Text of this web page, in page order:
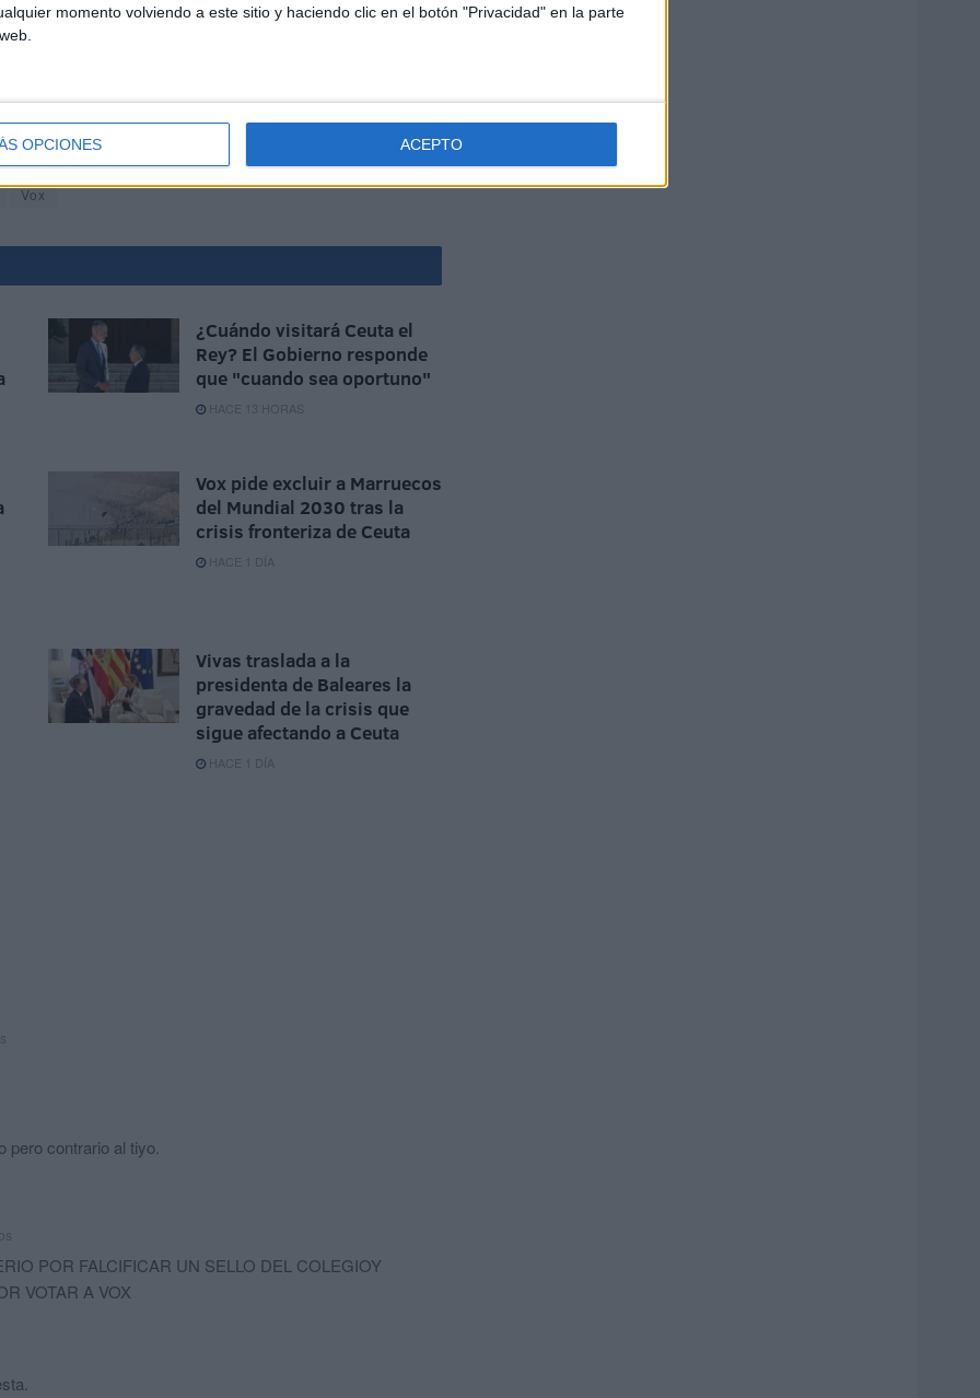
momento volviendo a este sitio y haciendo clic en el botón "Privacidad" en la parte
OPCIONES ACEPTO
Vox
¿Cuándo visitará Ceuta el
Rey? El Gobierno responde
que "cuando sea oportuno"
HACE 13 HORAS
Vox pide excluir a Marruecos
del Mundial 2030 tras la
crisis fronteriza de Ceuta
HACE 1 DÍA
Vivas traslada a la
presidenta de Baleares la
gravedad de la crisis que
sigue afectando a Ceuta
HACE 1 DÍA
pero contrario al tiyo.
POR FALCIFICAR UN SELLO DEL COLEGIOY
VOTAR A VOX